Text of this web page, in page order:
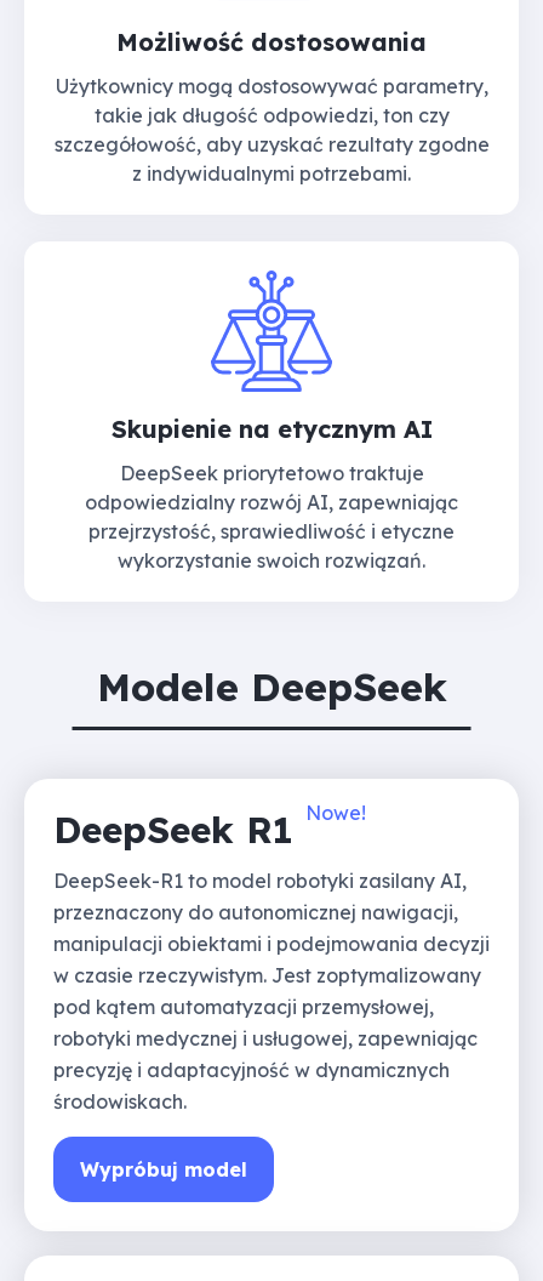
Możliwość dostosowania
Użytkownicy mogą dostosowywać parametry,
takie jak długość odpowiedzi, ton czy
szczegółowość, aby uzyskać rezultaty zgodne
z indywidualnymi potrzebami.
Skupienie na etycznym AI
DeepSeek priorytetowo traktuje
odpowiedzialny rozwój AI, zapewniając
przejrzystość, sprawiedliwość i etyczne
wykorzystanie swoich rozwiązań.
Modele DeepSeek
DeepSeek R1 Nowe!
DeepSeek-R1 to model robotyki zasilany AI,
przeznaczony do autonomicznej nawigacji,
manipulacji obiektami i podejmowania decyzji
w czasie rzeczywistym. Jest zoptymalizowany
pod kątem automatyzacji przemysłowej,
robotyki medycznej i usługowej, zapewniając
precyzję i adaptacyjność w dynamicznych
środowiskach.
Wypróbuj model